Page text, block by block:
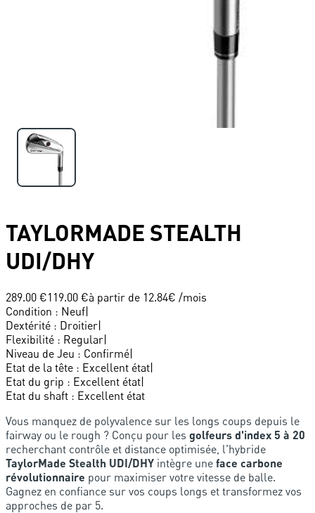
TAYLORMADE STEALTH
UDI/DHY
289.00 €119.00 €à partir de 12.84€ /mois
Condition : Neuf|
Dextérité : Droitier|
Flexibilité : Regular|
Niveau de Jeu : Confirmé|
Etat de la tête : Excellent état|
Etat du grip : Excellent état|
Etat du shaft : Excellent état
Vous manquez de polyvalence sur les longs coups depuis le
fairway ou le rough ? Conçu pour les golfeurs d'index 5 à 20
recherchant contrôle et distance optimisée, l'hybride
TaylorMade Stealth UDI/DHY intègre une face carbone
révolutionnaire pour maximiser votre vitesse de balle.
Gagnez en confiance sur vos coups longs et transformez vos
approches de par 5.